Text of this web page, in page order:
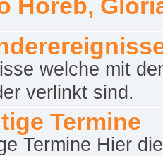
Horeb,
welche mit
verlinkt sind.
Termine
Termine Hier die